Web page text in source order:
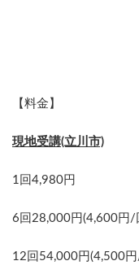
【料金】
現地受講(立川市)
1回4,980円
6回28,000円(4,600円/
12回54,000円(4,500